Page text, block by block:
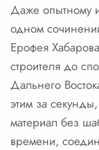
Даже опытному
одном
Ерофея
строителя до
Дальнего
этим за
материал без
времени,